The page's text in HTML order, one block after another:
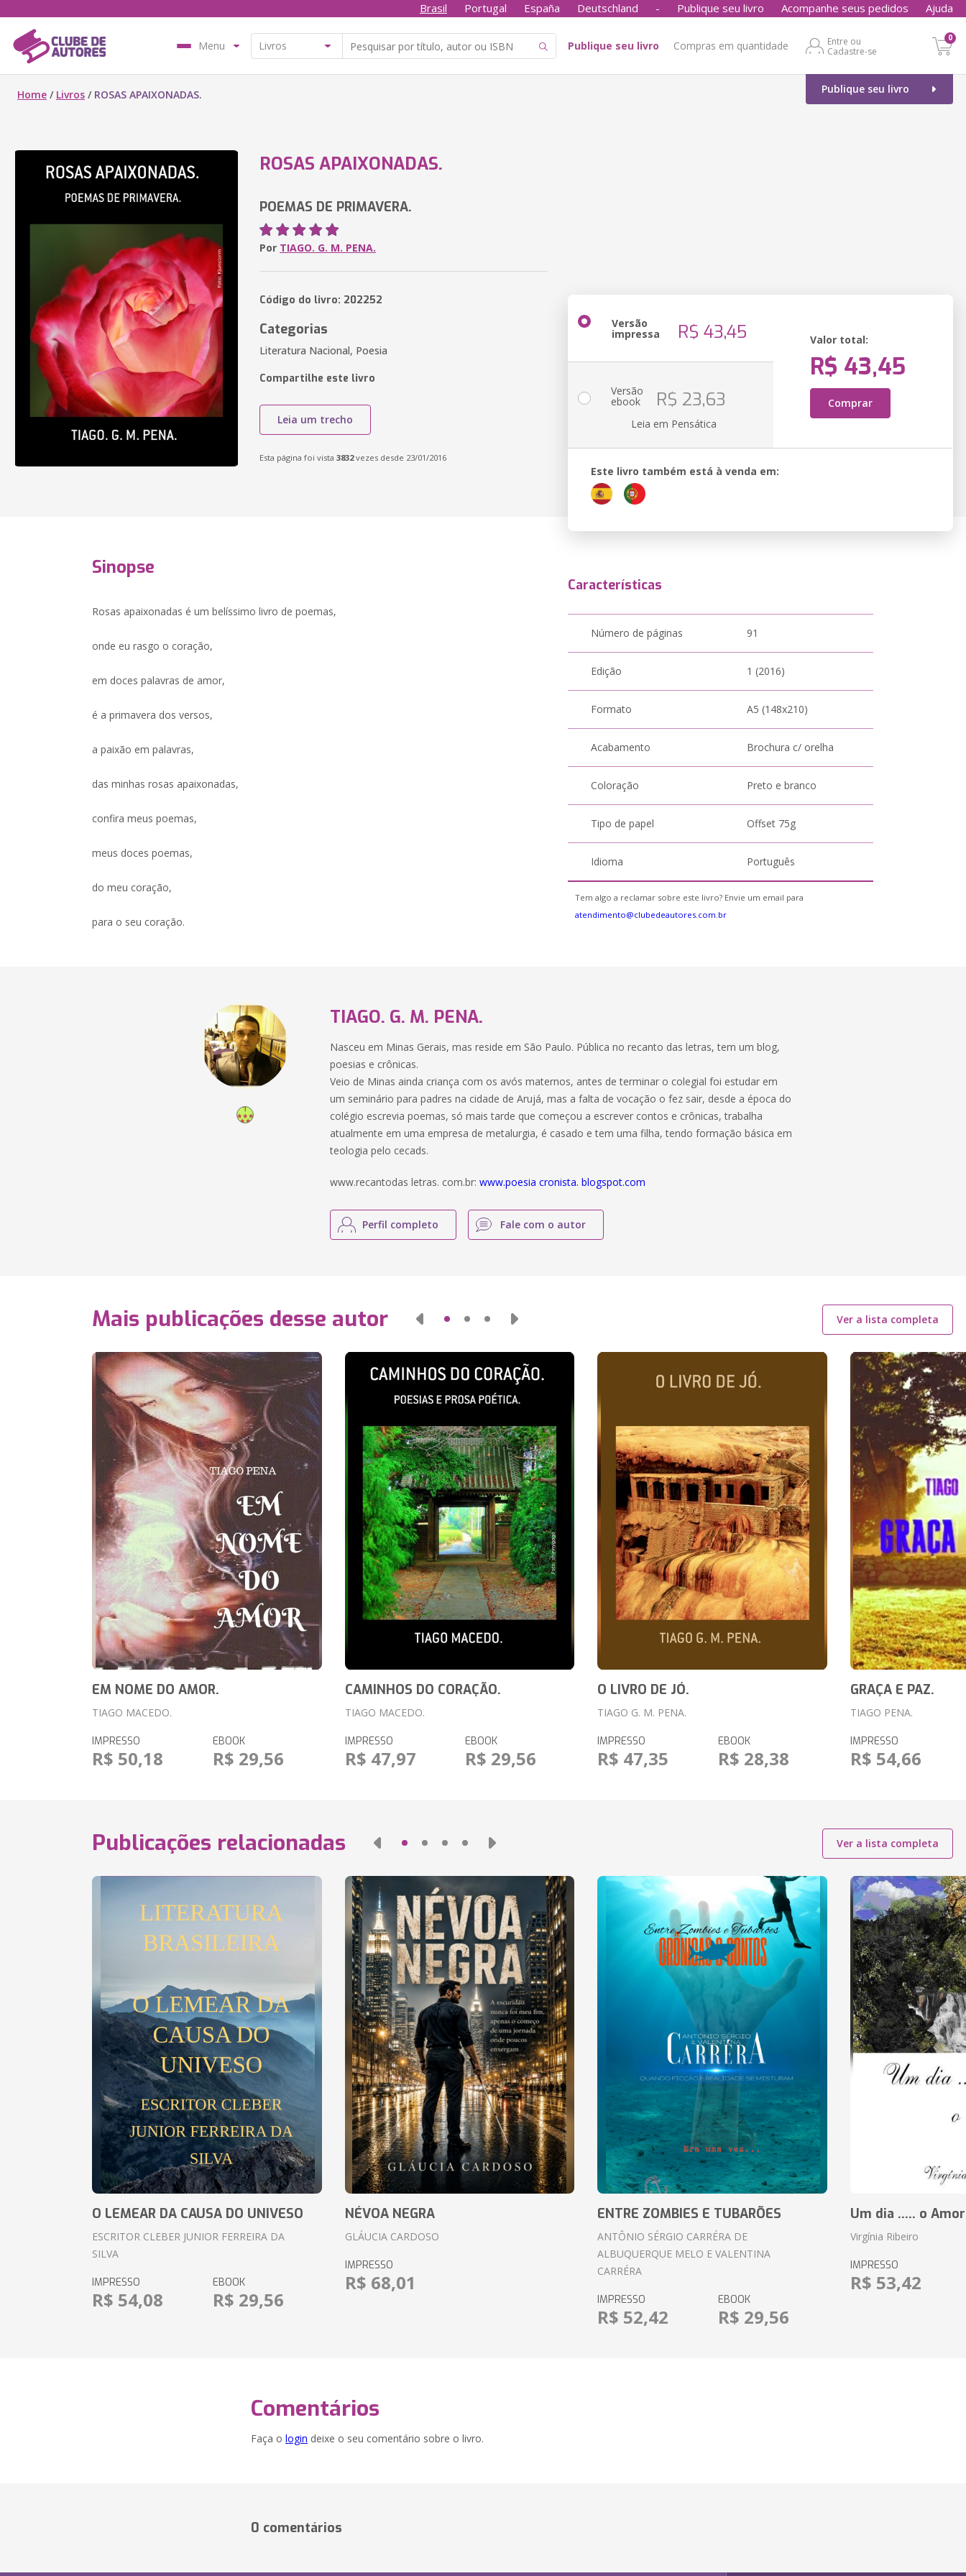
Brasil Portugal España Deutschland - Publique seu livro Acompanhe seus pedidos Ajuda
Menu Publique seu livro Compras em quantidade
Entre ou
Cadastre-se
0
Publique seu livro
Home / Livros / ROSAS APAIXONADAS.
ROSAS APAIXONADAS.
POEMAS DE PRIMAVERA.
Por TIAGO. G. M. PENA.
Código do livro: 202252
Categorias
Literatura Nacional, Poesia
Compartilhe este livro
Leia um trecho
Esta página foi vista 3832vezes desde 23/01/2016
Versão
impressa R$ 43,45 Valor total:
R$ 43,45
Comprar
Versão
ebook R$ 23,63
Leia em Pensática
Este livro também está à venda em:
Sinopse
Rosas apaixonadas é um belíssimo livro de poemas,
onde eu rasgo o coração,
em doces palavras de amor,
é a primavera dos versos,
a paixão em palavras,
das minhas rosas apaixonadas,
confira meus poemas,
meus doces poemas,
do meu coração,
para o seu coração.
Características
Número de páginas 91
Edição 1 (2016)
Formato A5 (148x210)
Acabamento Brochura c/ orelha
Coloração Preto e branco
Tipo de papel Offset 75g
Idioma Português
Tem algo a reclamar sobre este livro? Envie um email para
atendimento@clubedeautores.com.br
TIAGO. G. M. PENA.
Nasceu em Minas Gerais, mas reside em São Paulo. Pública no recanto das letras, tem um blog,
poesias e crônicas.
Veio de Minas ainda criança com os avós maternos, antes de terminar o colegial foi estudar em
um seminário para padres na cidade de Arujá, mas a falta de vocação o fez sair, desde a época do
colégio escrevia poemas, só mais tarde que começou a escrever contos e crônicas, trabalha
atualmente em uma empresa de metalurgia, é casado e tem uma filha, tendo formação básica em
teologia pelo cecads.
www.recantodas letras. com.br:www.poesia cronista. blogspot.com
Perfil completo Fale com o autor
Mais publicações desse autor Ver a lista completa
EM NOME DO AMOR.
TIAGO MACEDO.
IMPRESSO
R$ 50,18
EBOOK
R$ 29,56
CAMINHOS DO CORAÇÃO.
TIAGO MACEDO.
IMPRESSO
R$ 47,97
EBOOK
R$ 29,56
O LIVRO DE JÓ.
TIAGO G. M. PENA.
IMPRESSO
R$ 47,35
EBOOK
R$ 28,38
GRAÇA E PAZ.
TIAGO PENA.
IMPRESSO
R$ 54,66
Publicações relacionadas Ver a lista completa
O LEMEAR DA CAUSA DO UNIVESO
ESCRITOR CLEBER JUNIOR FERREIRA DA
SILVA
IMPRESSO
R$ 54,08
EBOOK
R$ 29,56
NÉVOA NEGRA
GLÁUCIA CARDOSO
IMPRESSO
R$ 68,01
ENTRE ZOMBIES E TUBARÕES
ANTÔNIO SÉRGIO CARRÉRA DE
ALBUQUERQUE MELO E VALENTINA
CARRÉRA
IMPRESSO
R$ 52,42
EBOOK
R$ 29,56
Um dia ..... o Amor
Virgínia Ribeiro
IMPRESSO
R$ 53,42
Comentários
Faça o login deixe o seu comentário sobre o livro.
0 comentários